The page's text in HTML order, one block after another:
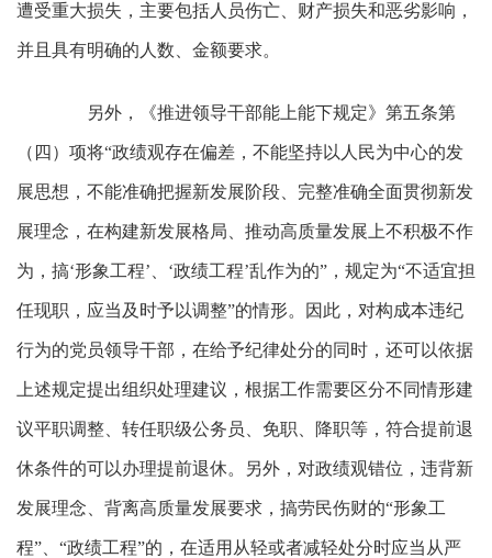
遭受重大损失，主要包括人员伤亡、财产损失和恶劣影响，
并且具有明确的人数、金额要求。
另外，《推进领导干部能上能下规定》第五条第
（四）项将“政绩观存在偏差，不能坚持以人民为中心的发
展思想，不能准确把握新发展阶段、完整准确全面贯彻新发
展理念，在构建新发展格局、推动高质量发展上不积极不作
为，搞‘形象工程’、‘政绩工程’乱作为的”，规定为“不适宜担
任现职，应当及时予以调整”的情形。因此，对构成本违纪
行为的党员领导干部，在给予纪律处分的同时，还可以依据
上述规定提出组织处理建议，根据工作需要区分不同情形建
议平职调整、转任职级公务员、免职、降职等，符合提前退
休条件的可以办理提前退休。另外，对政绩观错位，违背新
发展理念、背离高质量发展要求，搞劳民伤财的“形象工
程”、“政绩工程”的，在适用从轻或者减轻处分时应当从严